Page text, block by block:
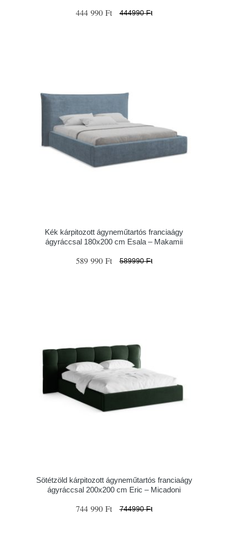
444 990 Ft 444990 Ft
Kék kárpitozott ágyneműtartós franciaágy
ágyráccsal 180x200 cm Esala – Makamii
589 990 Ft 589990 Ft
Sötétzöld kárpitozott ágyneműtartós franciaágy
ágyráccsal 200x200 cm Eric – Micadoni
744 990 Ft 744990 Ft